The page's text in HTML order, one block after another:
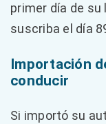
primer día de su
suscriba el día
Importación
conducir
Si importó su